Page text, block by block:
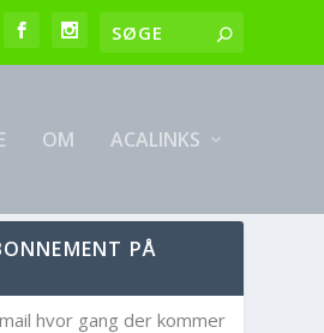
OM ACALINKS
PÅ
hvor gang der kommer